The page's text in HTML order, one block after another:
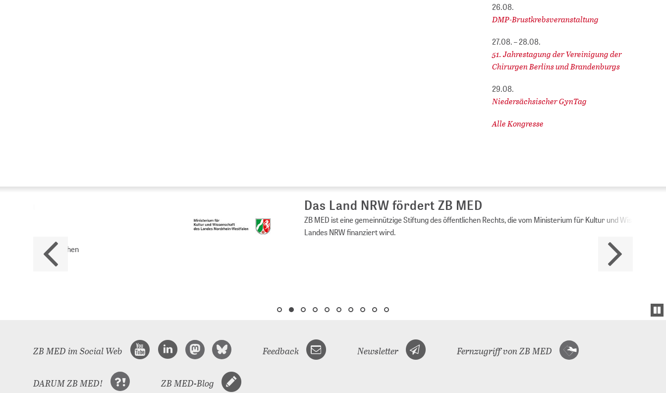
26.08.
DMP-Brustkrebsveranstaltung
27.08. – 28.08.
51. Jahrestagung der Vereinigung der
Chirurgen Berlins und Brandenburgs
29.08.
Niedersächsischer GynTag
Alle Kongresse
Das Land NRW fördert ZB MED
ZB MED ist eine gemeinnützige Stiftung des öffentlichen Rechts, die vom Ministerium für Kultur und Wissenschaft des
Landes NRW finanziert wird.
ZB MED im Social Web Feedback Newsletter Fernzugriff von ZB MED
DARUM ZB MED! ZB MED-Blog